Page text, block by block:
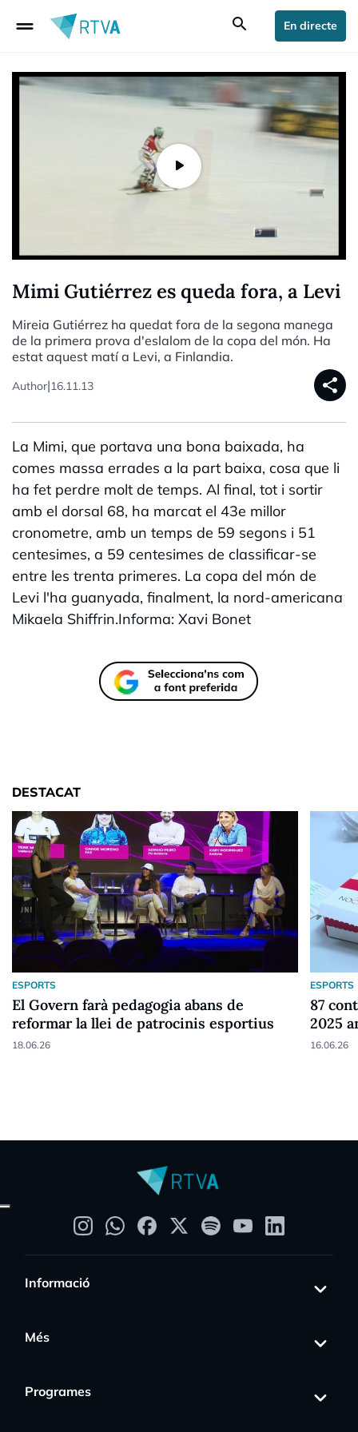
drag_handle search En directe
Mimi Gutiérrez es queda fora, a Levi
Mireia Gutiérrez ha quedat fora de la segona manega
de la primera prova d'eslalom de la copa del món. Ha
estat aquest matí a Levi, a Finlandia.
Author|16.11.13 share
La Mimi, que portava una bona baixada, ha
comes massa errades a la part baixa, cosa que li
ha fet perdre molt de temps. Al final, tot i sortir
amb el dorsal 68, ha marcat el 43e millor
cronometre, amb un temps de 59 segons i 51
centesimes, a 59 centesimes de classificar-se
entre les trenta primeres. La copa del món de
Levi l'ha guanyada, finalment, la nord-americana
Mikaela Shiffrin.Informa: Xavi Bonet
DESTACAT
ESPORTS
El Govern farà pedagogia abans de
reformar la llei de patrocinis esportius
18.06.26
ESPORTS
87
2025
16.06.26
Informació
Més
Programes